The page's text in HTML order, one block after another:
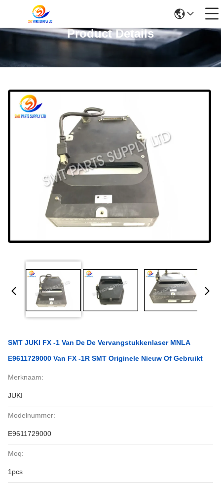
Product Details
SMT JUKI FX -1 Van De De Vervangstukkenlaser MNLA
E9611729000 Van FX -1R SMT Originele Nieuw Of Gebruikt
Merknaam:
JUKI
Modelnummer:
E9611729000
Moq:
1pcs